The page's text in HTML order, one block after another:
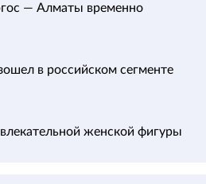
— Алматы временно
в российском сегменте
женской фигуры